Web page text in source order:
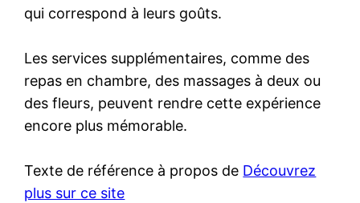
qui correspond à leurs goûts.
Les services supplémentaires, comme des
repas en chambre, des massages à deux ou
des fleurs, peuvent rendre cette expérience
encore plus mémorable.
Texte de référence à propos de Découvrez
plus sur ce site